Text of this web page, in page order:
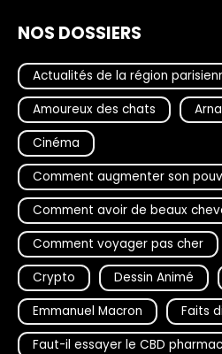
NOS DOSSIERS
Actualités de la région
Amoureux des chats
Cinéma
Comment augmenter son
Comment avoir de beaux
Comment voyager pas cher
Crypto
Dessin Animé
Emmanuel Macron
Faits
Faut-il essayer le CBD